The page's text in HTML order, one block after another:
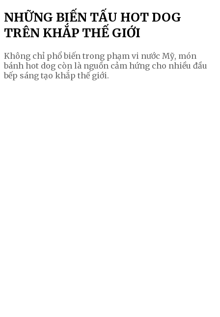
NHỮNG BIẾN TẤU HOT DOG
TRÊN KHẮP THẾ GIỚI
Không chỉ phổ biến trong phạm vi nước Mỹ, món
bánh hot dog còn là nguồn cảm hứng cho nhiều đầu
bếp sáng tạo khắp thế giới.